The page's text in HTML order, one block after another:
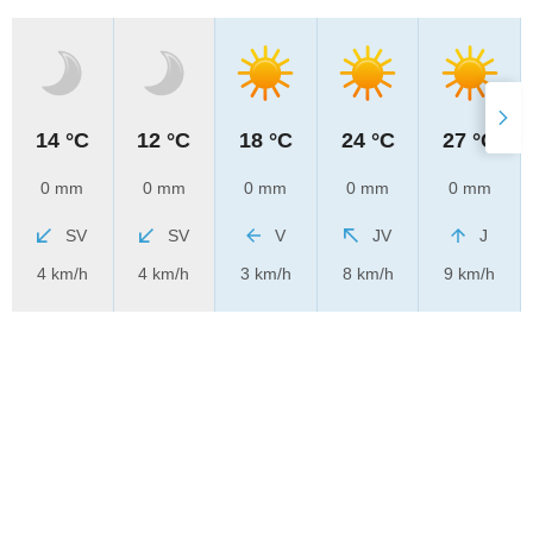
14 °C
0 mm
SV
4 km/h
12 °C
0 mm
SV
4 km/h
18 °C
0 mm
V
3 km/h
24 °C
0 mm
JV
8 km/h
27 °C
0 mm
J
9 km/h